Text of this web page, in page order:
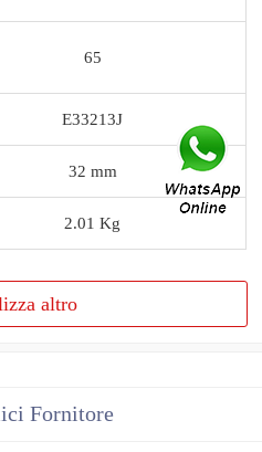
65
E33213J
32 mm
2.01 Kg
altro
Fornitore